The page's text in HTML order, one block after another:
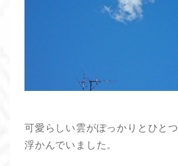
可愛らしい雲がぽっかりとひとつ
浮かんでいました。